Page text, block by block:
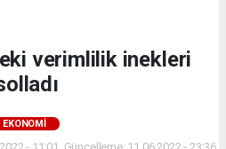
verimlilik inekleri
EKONOMİ